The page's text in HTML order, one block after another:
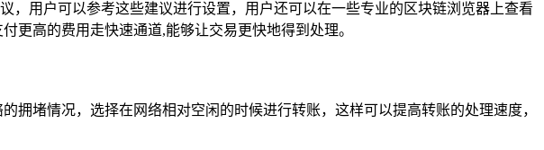
，用户可以参考这些建议进行设置，用户还可以在一些专业的区块链浏览器上查看
更高的费用走快速通道,能够让交易更快地得到处理。
堵情况，选择在网络相对空闲的时候进行转账，这样可以提高转账的处理速度，